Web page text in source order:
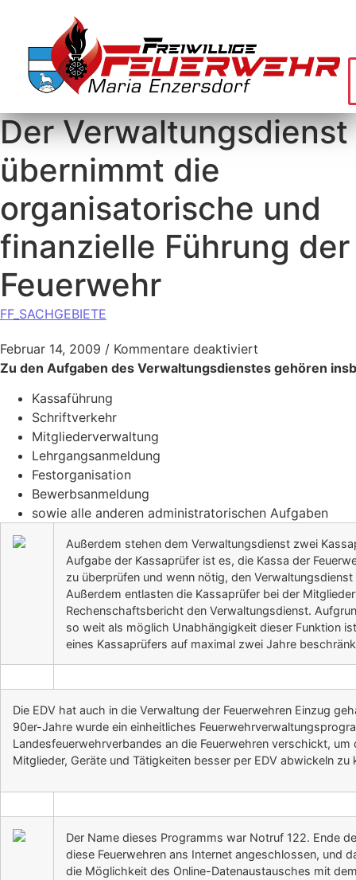
Der Verwaltungsdienst
übernimmt die
organisatorische und
finanzielle Führung der
Feuerwehr
FF_SACHGEBIETE
Februar 14, 2009 / Kommentare deaktiviert
Zu den Aufgaben des Verwaltungsdienstes gehören
Kassaführung
Schriftverkehr
Mitgliederverwaltung
Lehrgangsanmeldung
Festorganisation
Bewerbsanmeldung
sowie alle anderen administratorischen Aufgaben
Außerdem stehen dem Verwaltungsdienst zwei
Aufgabe der Kassaprüfer ist es, die Kassa der
zu überprüfen und wenn nötig, den
Außerdem entlasten die Kassaprüfer bei der
Rechenschaftsbericht den Verwaltungsdienst.
so weit als möglich Unabhängigkeit dieser Funktion
eines Kassaprüfers auf maximal zwei Jahre
Die EDV hat auch in die Verwaltung der Feuerwehren Einzug
90er-Jahre wurde ein einheitliches
Landesfeuerwehrverbandes an die Feuerwehren verschickt, um
Mitglieder, Geräte und Tätigkeiten besser per EDV abwickeln zu
Der Name dieses Programms war Notruf 122. Ende
diese Feuerwehren ans Internet angeschlossen, und
die Möglichkeit des Online-Datenaustausches mit